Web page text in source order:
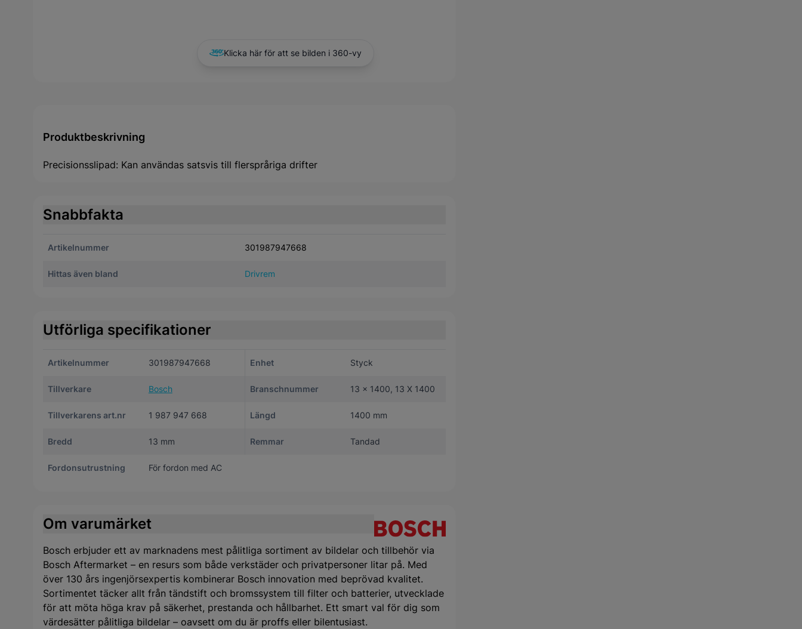
Klicka här för att se bilden i 360-vy
Produktbeskrivning
Precisionsslipad: Kan användas satsvis till flerspråriga drifter
Snabbfakta
Artikelnummer 301987947668
Hittas även bland Drivrem
Utförliga specifikationer
Artikelnummer 301987947668 Enhet Styck
Tillverkare Bosch Branschnummer 13 x 1400, 13 X 1400
Tillverkarens art.nr 1 987 947 668 Längd 1400 mm
Bredd 13 mm Remmar Tandad
Fordonsutrustning För fordon med AC
Om varumärket
Bosch erbjuder ett av marknadens mest pålitliga sortiment av bildelar och tillbehör via
Bosch Aftermarket – en resurs som både verkstäder och privatpersoner litar på. Med
över 130 års ingenjörsexpertis kombinerar Bosch innovation med beprövad kvalitet.
Sortimentet täcker allt från tändstift och bromssystem till filter och batterier, utvecklade
för att möta höga krav på säkerhet, prestanda och hållbarhet. Ett smart val för dig som
värdesätter pålitliga bildelar – oavsett om du är proffs eller bilentusiast.